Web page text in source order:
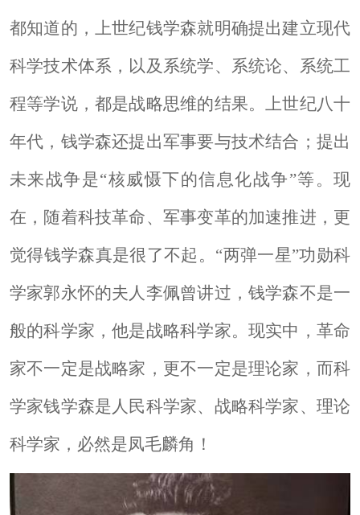
都知道的，上世纪钱学森就明确提出建立现代
科学技术体系，以及系统学、系统论、系统工
程等学说，都是战略思维的结果。上世纪八十
年代，钱学森还提出军事要与技术结合；提出
未来战争是“核威慑下的信息化战争”等。现
在，随着科技革命、军事变革的加速推进，更
觉得钱学森真是很了不起。“两弹一星”功勋科
学家郭永怀的夫人李佩曾讲过，钱学森不是一
般的科学家，他是战略科学家。现实中，革命
家不一定是战略家，更不一定是理论家，而科
学家钱学森是人民科学家、战略科学家、理论
科学家，必然是凤毛麟角！